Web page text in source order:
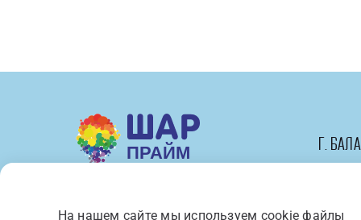
г.
На нашем сайте мы используем cookie файлы